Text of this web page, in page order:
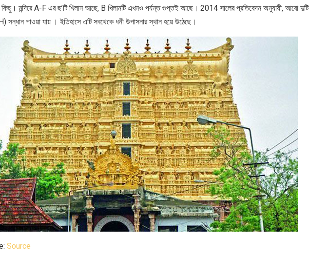
মন্দিরে A-F এর ছ’টি খিলান আছে, B খিলানটি এখনও পর্যন্ত গুপ্তই আছে। 2014 সালের প্রতিবেদন অনুযায়ী, আরো দুটি
সন্ধান পাওয়া যায় । ইতিহাসে এটি সবথেকে ধনী উপাসনার স্থান হয়ে উঠেছে।
Source